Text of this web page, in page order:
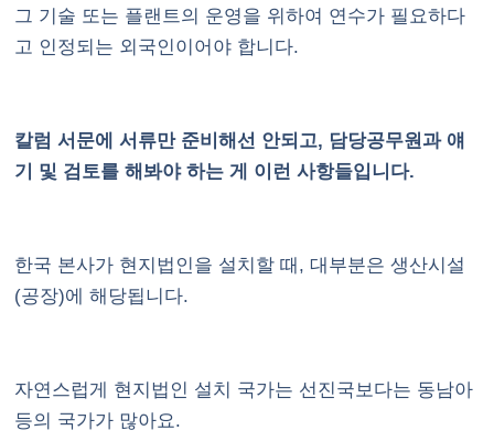
그 기술 또는 플랜트의 운영을 위하여 연수가 필요하다
고 인정되는 외국인이어야 합니다.
칼럼 서문에 서류만 준비해선 안되고, 담당공무원과 얘
기 및 검토를 해봐야 하는 게 이런 사항들입니다.
한국 본사가 현지법인을 설치할 때, 대부분은 생산시설
(공장)에 해당됩니다.
자연스럽게 현지법인 설치 국가는 선진국보다는 동남아
등의 국가가 많아요.